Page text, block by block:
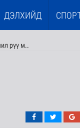
ДЭЛХИЙД
рүү м..